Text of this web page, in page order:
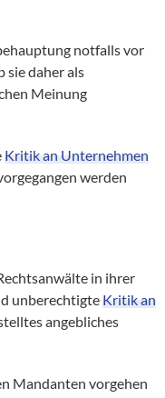
notfalls vor
sie daher als
Meinung
Kritik an Unternehmen
werden
in ihrer
unberechtigte Kritik an
angebliches
Mandanten vorgehen